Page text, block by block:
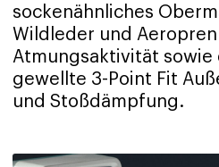
sockenähnliches
Wildleder und
Atmungsaktivität sowie
gewellte 3-Point Fit
und Stoßdämpfung.